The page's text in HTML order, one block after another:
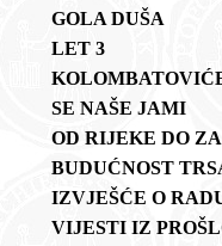
GOLA DUŠA
LET 3
SE NAŠE JAMI
OD RIJEKE DO
BUDUĆNOST
IZVJEŠĆE O
VIJESTI IZ